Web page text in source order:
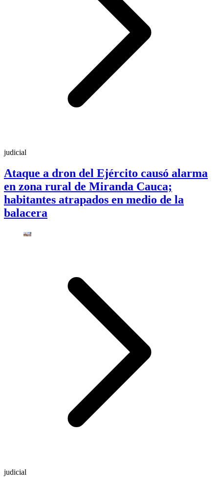
judicial
Ataque a dron del Ejército causó alarma
en zona rural de Miranda Cauca;
habitantes atrapados en medio de la
balacera
judicial